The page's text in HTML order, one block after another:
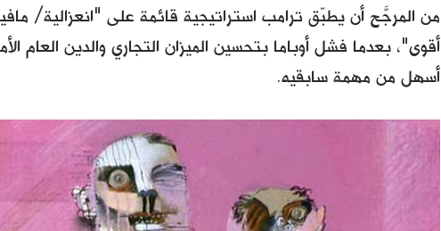
من المرجَّح أن يطبّق ترامب استراتيجية قائمة على "انعزالية/
أقوى"، بعدما فشل أوباما بتحسين الميزان التجاري والدين
أسهل من مهمة سابقيه.